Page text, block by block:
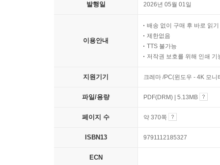
발행일 2026년 05월 01일
이용안내
배송 없이 구매 후 바로 읽기
제한없음
TTS 불가능
저작권 보호를 위해 인쇄 기
지원기기 크레마 /PC(윈도우 - 4K 모
파일/용량 PDF(DRM) | 5.13MB
페이지 수 약 370쪽
ISBN13 9791112185327
ECN